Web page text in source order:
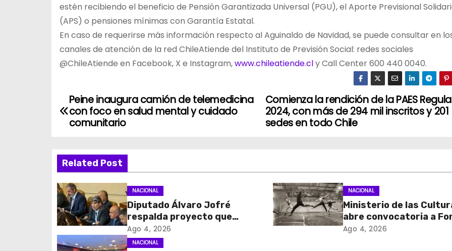
estén recibiendo el beneficio de Pensión Garantizada Universal (PGU), el Aporte Previsional
(APS) o pensiones mínimas con Garantía Estatal.
En caso de requerirse más información respecto al Aguinaldo de Navidad, se puede consultar en
canales de atención de la red ChileAtiende del Instituto de Previsión Social: redes sociales
@ChileAtiende en Facebook, X e Instagram,www.chileatiende.cly Call Center 600 440 0040.
N
e
g
a
c
Comienza la rendición de la PAES
2024, con más de 294 mil inscritos y 201
sedes en todo Chile
Peine inaugura camión de telemedicina
con foco en salud mental y cuidado
comunitario
Related Post
NACIONAL
Diputado Álvaro Jofré
respalda proyecto que
fortalece el control de
identidad durante estados
Ago 4, 2026
NACIONAL
Ministerio de las
abre convocatoria a
Cultura 2027 con foco
Ago 4, 2026
NACIONAL